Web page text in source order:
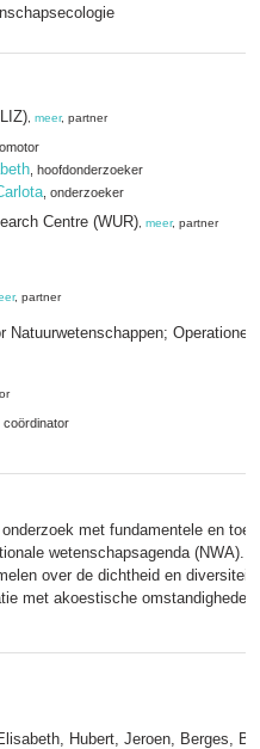
meer, partner
, hoofdonderzoeker
, onderzoeker
Centre (WUR) meer, partner
, partner
, coördinator
met fundamentele en
wetenschapsagenda (NWA).
over de dichtheid en
met akoestische
Hubert, Jeroen, Berges,